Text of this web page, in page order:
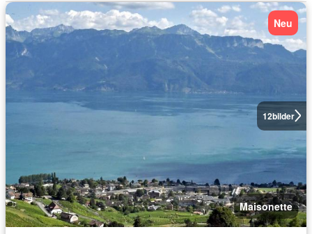
12bilder
Neu
Maisonette